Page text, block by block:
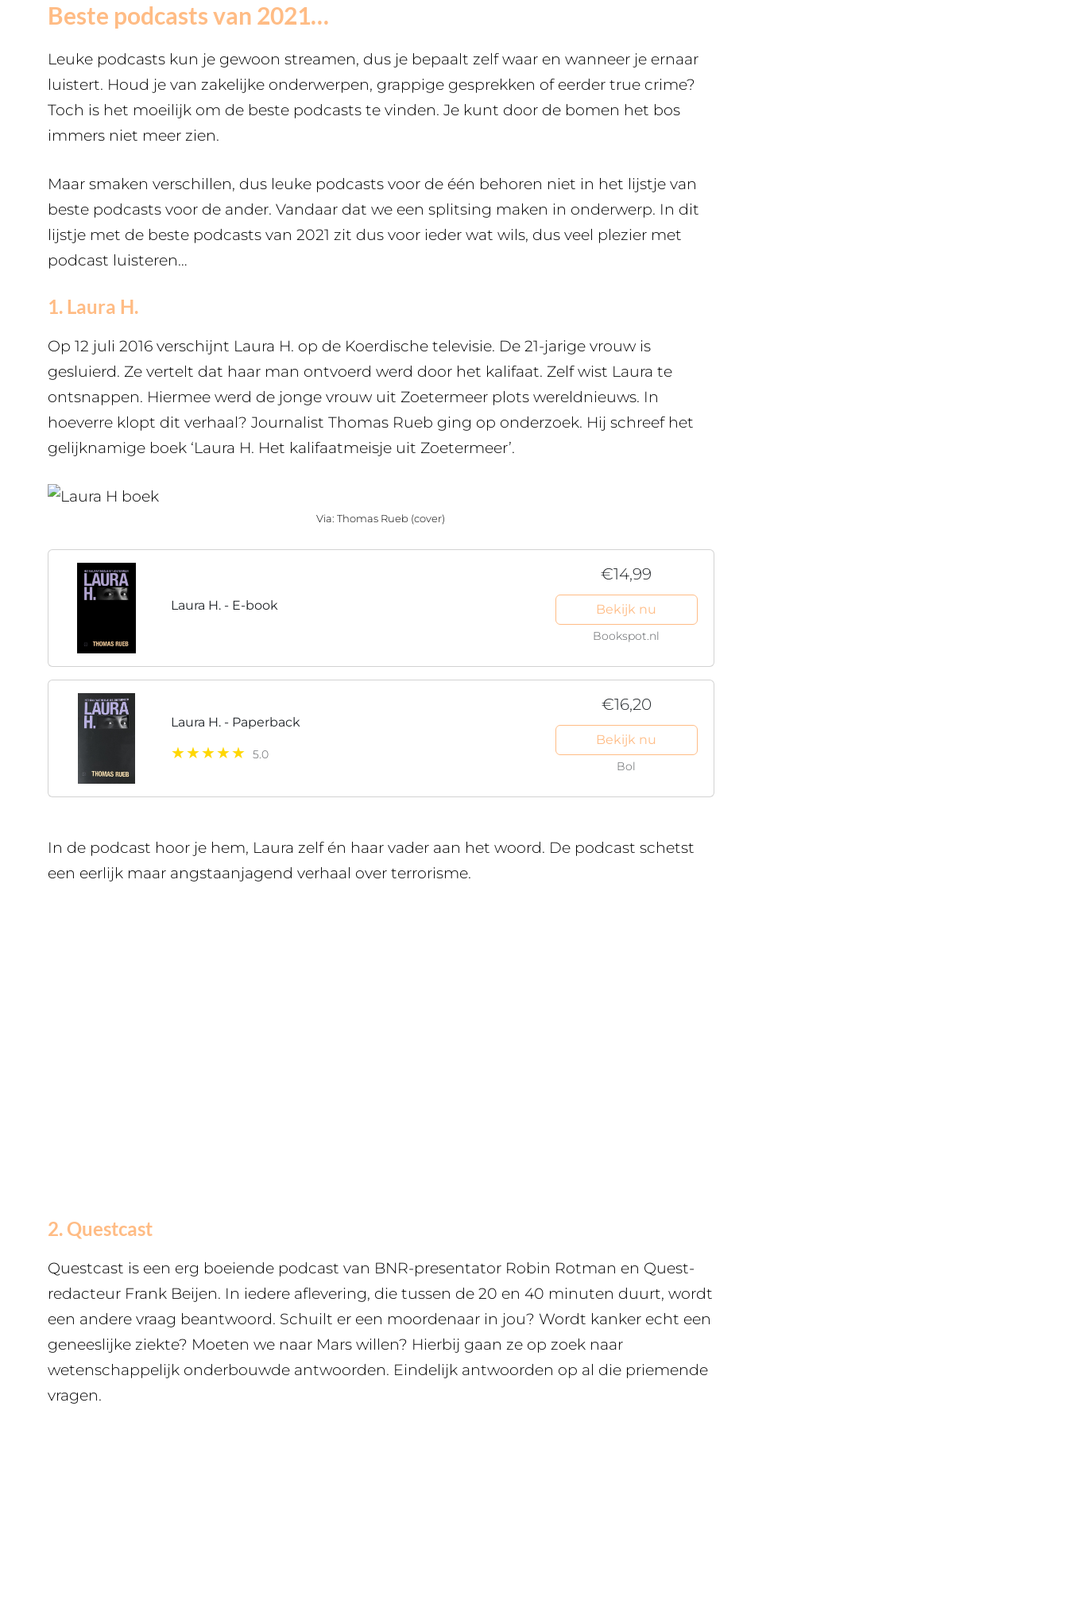
Beste podcasts van 2021…
Leuke podcasts kun je gewoon streamen, dus je bepaalt zelf waar en wanneer je ernaar
luistert. Houd je van zakelijke onderwerpen, grappige gesprekken of eerder true crime?
Toch is het moeilijk om de beste podcasts te vinden. Je kunt door de bomen het bos
immers niet meer zien.
Maar smaken verschillen, dus leuke podcasts voor de één behoren niet in het lijstje van
beste podcasts voor de ander. Vandaar dat we een splitsing maken in onderwerp. In dit
lijstje met de beste podcasts van 2021 zit dus voor ieder wat wils, dus veel plezier met
podcast luisteren…
1. Laura H.
Op 12 juli 2016 verschijnt Laura H. op de Koerdische televisie. De 21-jarige vrouw is
gesluierd. Ze vertelt dat haar man ontvoerd werd door het kalifaat. Zelf wist Laura te
ontsnappen. Hiermee werd de jonge vrouw uit Zoetermeer plots wereldnieuws. In
hoeverre klopt dit verhaal? Journalist Thomas Rueb ging op onderzoek. Hij schreef het
gelijknamige boek ‘Laura H. Het kalifaatmeisje uit Zoetermeer’.
Via: Thomas Rueb (cover)
Laura H. - E-book
€14,99
Bekijk nu
Bookspot.nl
Laura H. - Paperback
5.0
€16,20
Bekijk nu
Bol
In de podcast hoor je hem, Laura zelf én haar vader aan het woord. De podcast schetst
een eerlijk maar angstaanjagend verhaal over terrorisme.
2. Questcast
Questcast is een erg boeiende podcast van BNR-presentator Robin Rotman en Quest-
redacteur Frank Beijen. In iedere aflevering, die tussen de 20 en 40 minuten duurt, wordt
een andere vraag beantwoord. Schuilt er een moordenaar in jou? Wordt kanker echt een
geneeslijke ziekte? Moeten we naar Mars willen? Hierbij gaan ze op zoek naar
wetenschappelijk onderbouwde antwoorden. Eindelijk antwoorden op al die priemende
vragen.